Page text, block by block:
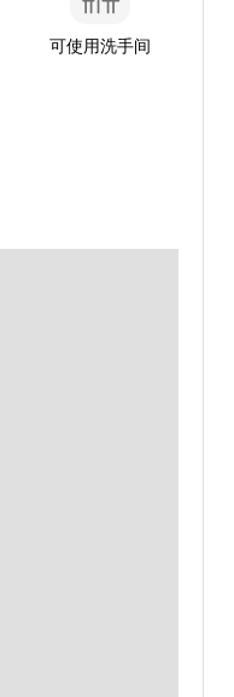
可使用洗手间